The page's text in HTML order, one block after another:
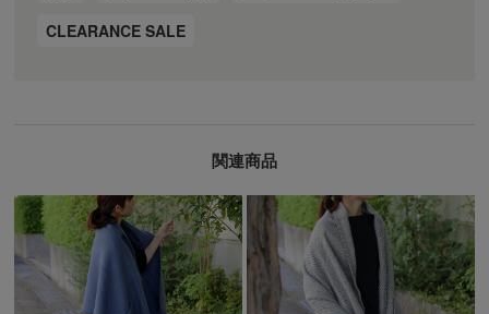
CLEARANCE SALE
関連商品